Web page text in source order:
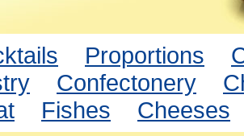
Proportions
Confectonery
Fishes Cheeses